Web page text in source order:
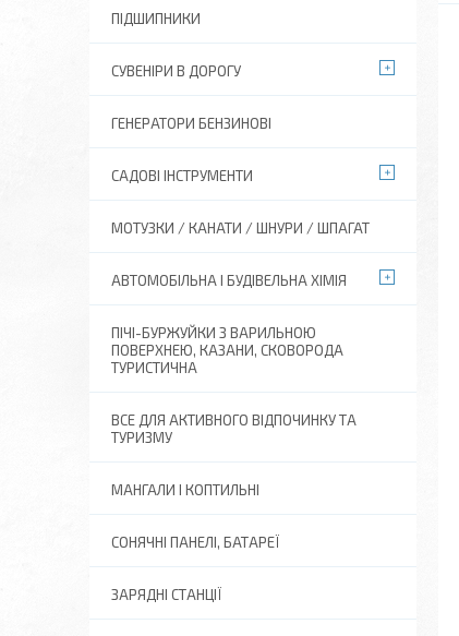
ПІДШИПНИКИ
СУВЕНІРИ В ДОРОГУ
ГЕНЕРАТОРИ БЕНЗИНОВІ
САДОВІ ІНСТРУМЕНТИ
МОТУЗКИ / КАНАТИ / ШНУРИ / ШПАГАТ
АВТОМОБІЛЬНА І БУДІВЕЛЬНА ХІМІЯ
ПІЧІ-БУРЖУЙКИ З ВАРИЛЬНОЮ
ПОВЕРХНЕЮ, КАЗАНИ, СКОВОРОДА
ТУРИСТИЧНА
ВСЕ ДЛЯ АКТИВНОГО ВІДПОЧИНКУ ТА
ТУРИЗМУ
МАНГАЛИ І КОПТИЛЬНІ
СОНЯЧНІ ПАНЕЛІ, БАТАРЕЇ
ЗАРЯДНІ СТАНЦІЇ